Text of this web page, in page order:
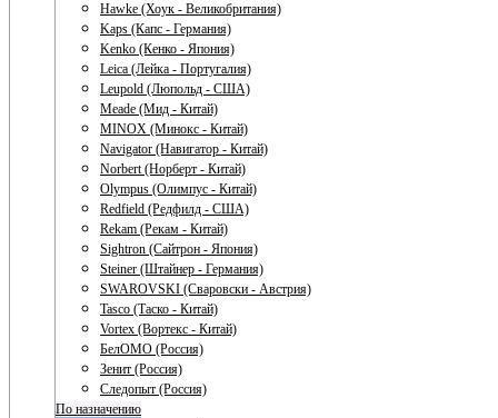
Hawke (Хоук - Великобритания)
Kaps (Капс - Германия)
Kenko (Кенко - Япония)
Leica (Лейка - Португалия)
Leupold (Люпольд - США)
Meade (Мид - Китай)
MINOX (Минокс - Китай)
Navigator (Навигатор - Китай)
Norbert (Норберт - Китай)
Olympus (Олимпус - Китай)
Redfield (Редфилд - США)
Rekam (Рекам - Китай)
Sightron (Сайтрон - Япония)
Steiner (Штайнер - Германия)
SWAROVSKI (Сваровски - Австрия)
Tasco (Таско - Китай)
Vortex (Вортекс - Китай)
БелОМО (Россия)
Зенит (Россия)
Следопыт (Россия)
По назначению